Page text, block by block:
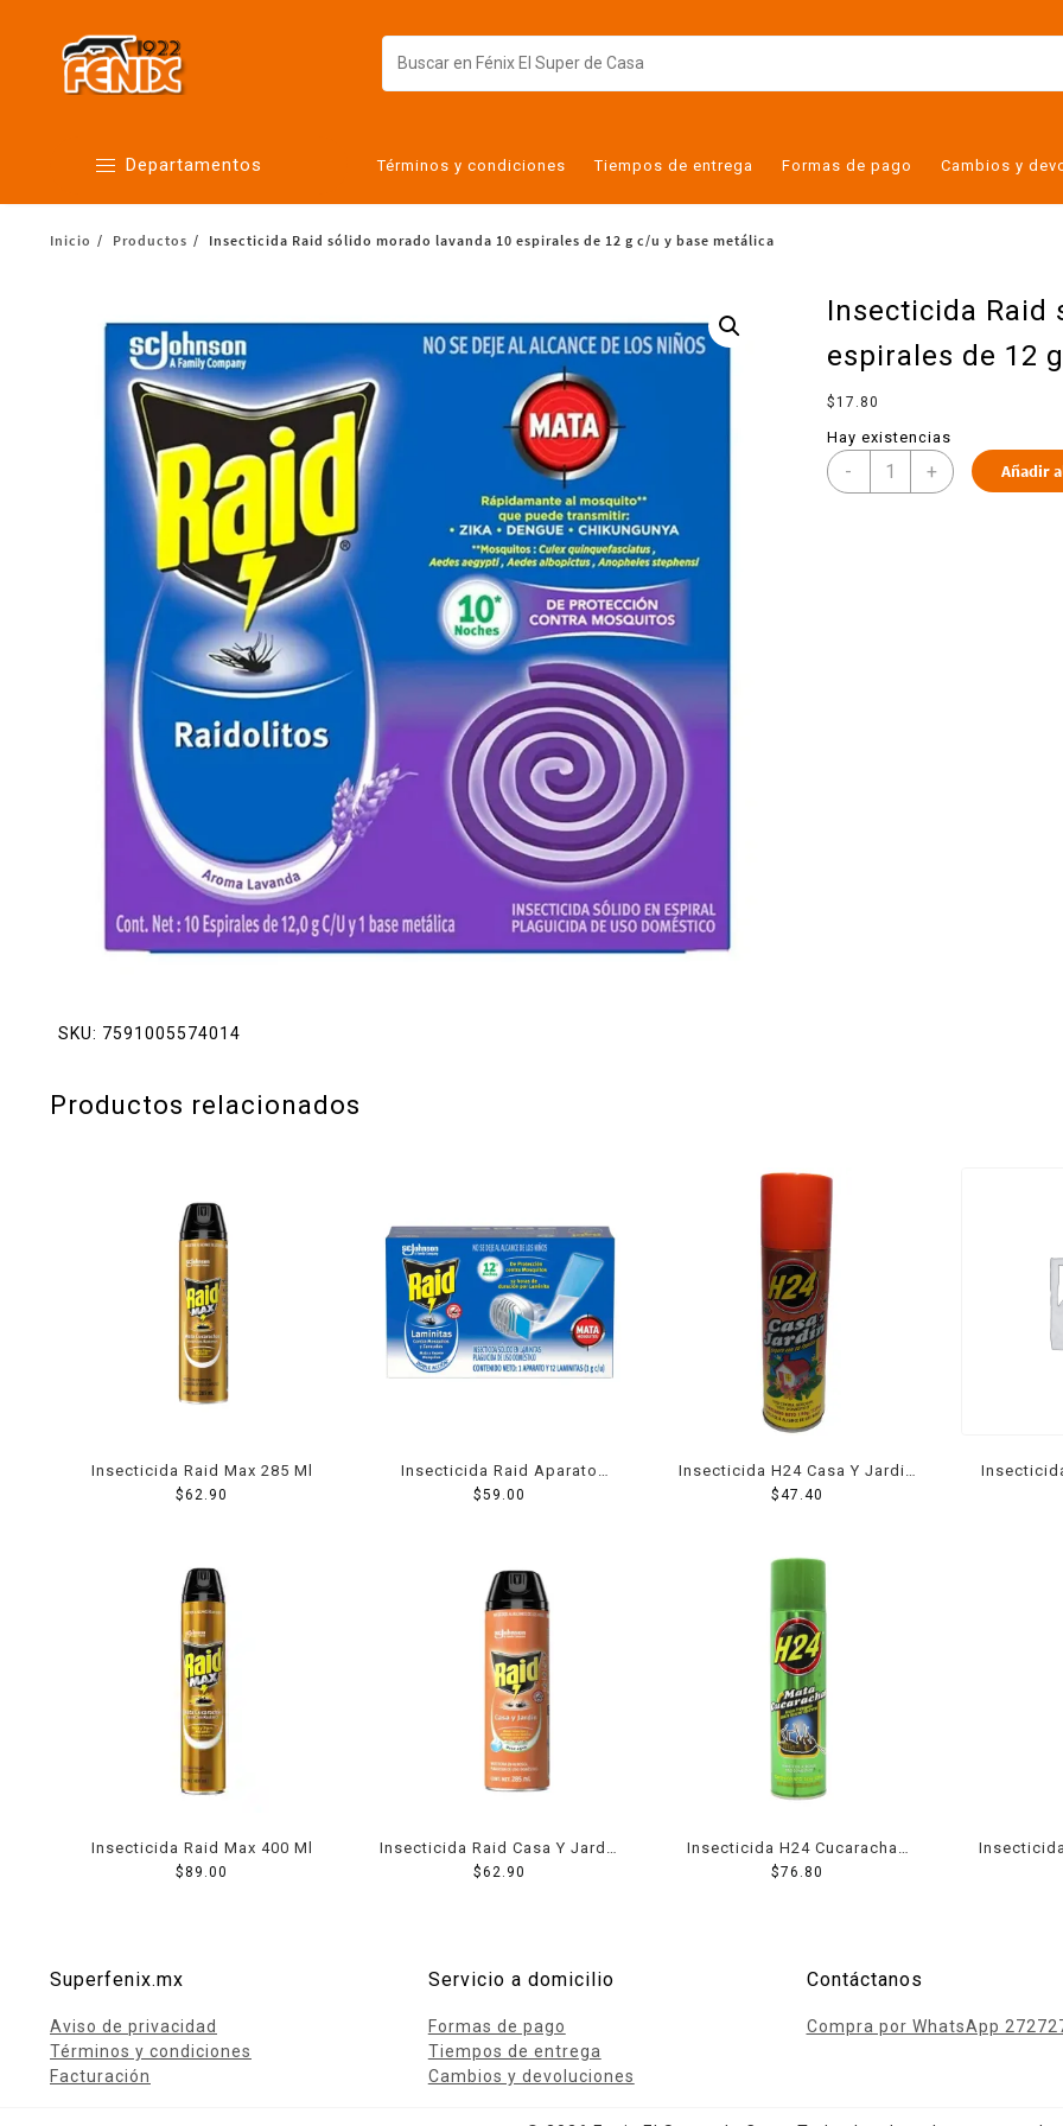
Departamentos
Alimentos
Bebés
Botanas y bebidas
Cuidado de la ropa
Cuidado personal
Limpieza del hogar
Mascotas
Pan de la casa
Preciasos
Salchichonería
Términos y condiciones Tiempos de entrega Formas de pago Cambios y
Inicio Productos Insecticida Raid sólido morado lavanda 10 espirales de 12 g c/u y base metálica
Insecticida Raid
espirales de 12
$ 17.80
Hay existencias
- + Añadir
SKU: 7591005574014
Productos relacionados
Insecticida Raid Max 285 Ml
$62.90
Insecticida Raid Aparato
Electrico 1 Pzs
$59.00
Insecticida H24 Casa Y Jardin
180 Ml
$47.40
Insecticida Raid Max 400 Ml
$ 89.00
Insecticida Raid Casa Y Jardin
285 Ml
$62.90
Insecticida H24 Cucarachas
489 Ml
$76.80
Superfenix.mx
Aviso de privacidad
Términos y condiciones
Facturación
Servicio a domicilio
Formas de pago
Tiempos de entrega
Cambios y devoluciones
Contáctanos
Compra por WhatsApp